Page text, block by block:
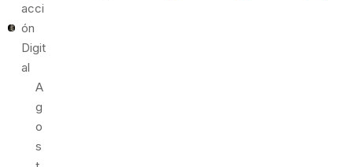
Acci
Ón
Digit
Al
A
G
O
S